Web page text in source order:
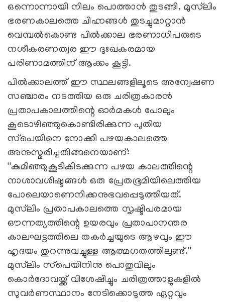
ഒന്നൊന്നായി നിലം പൊത്താന്‍ തുടങ്ങി. മുസ്‌ലിം
ഭരണകാലത്തെ ചിഹ്നങ്ങള്‍ തുടച്ചുമാറ്റാന്‍
വെമ്പല്‍കൊണ്ട പില്‍ക്കാല ഭരണാധിപരുടെ
നശീകരണത്വര ഈ ദുഃഖകരമായ
പരിണാമത്തിന് ആക്കം കൂട്ടി.
പില്‍ക്കാലത്ത് ഈ സ്ഥലങ്ങളിലൂടെ അന്വേഷണ
സഞ്ചാരം നടത്തിയ ഒരു ചരിത്രകാരന്‍
പ്രതാപകാലത്തിന്റെ ഓര്‍മകള്‍ പോലും
കൂടൊഴിഞ്ഞുകൊണ്ടിരിക്കുന്ന പുതിയ
സ്‌പെയിനെ നോക്കി പഴയകാലത്തെ
അനുസ്മരിച്ചതിങ്ങനെയാണ്:
''കുമിഞ്ഞുകൂടികിടക്കുന്ന പഴയ കാലത്തിന്റെ
നാശാവശിഷ്ടങ്ങള്‍ ഒരു പ്രേതഭൂമിയിലെത്തിയ
പോലെയാണെനിക്കനുഭവപ്പെടുത്തിയത്.
മുസ്‌ലിം പ്രതാപകാലത്തെ സൃഷ്ടിപരമായ
ഔന്നത്യത്തിന്റെ ഉയരവും പ്രതാപാനന്തര
കാലഘട്ടത്തിലെ തകര്‍ച്ചയുടെ ആഴവും ഈ
ഹൃദയം തുറന്നുവച്ചുള്ള ആത്മഗതത്തിലുണ്ട്.''
മുസ്‌ലിം സ്‌പെയിനിനു പൊതുവിലും
കൊര്‍ദോവയ്ക്ക് വിശേഷിച്ചും ചരിത്രത്താളുകളില്‍
സുവര്‍ണസ്ഥാനം നേടിക്കൊടുത്ത ഏറ്റവും